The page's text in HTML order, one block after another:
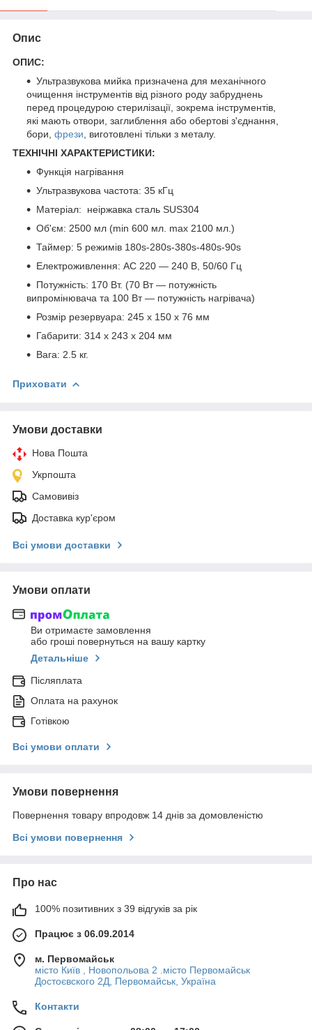
Опис
ОПИС:
Ультразвукова мийка призначена для механічного
очищення інструментів від різного роду забруднень
перед процедурою стерилізації, зокрема інструментів,
які мають отвори, заглиблення або обертові з'єднання,
бори, фрези , виготовлені тільки з металу.
ТЕХНІЧНІ ХАРАКТЕРИСТИКИ:
Функція нагрівання
Ультразвукова частота: 35 кГц
Матеріал: неіржавка сталь SUS304
Об'єм: 2500 мл (min 600 мл. max 2100 мл.)
Таймер: 5 режимів 180s-280s-380s-480s-90s
Електроживлення: АС 220 — 240 В, 50/60 Гц
Потужність: 170 Вт. (70 Вт — потужність
випромінювача та 100 Вт — потужність нагрівача)
Розмір резервуара: 245 х 150 х 76 мм
Габарити: 314 х 243 х 204 мм
Вага: 2.5 кг.
Приховати
Умови доставки
Нова Пошта
Укрпошта
Самовивіз
Доставка кур'єром
Всі умови доставки
Умови оплати
Ви отримаєте замовлення
або гроші повернуться на вашу картку
Детальніше
Післяплата
Оплата на рахунок
Готівкою
Всі умови оплати
Умови повернення
Повернення товару впродовж 14 днів за домовленістю
Всі умови повернення
Про нас
100% позитивних з 39 відгуків за рік
Працює з 06.09.2014
м. Первомайськ
місто Київ , Новопольова 2 .місто Первомайськ
Достоєвского 2Д, Первомайськ, Україна
Контакти